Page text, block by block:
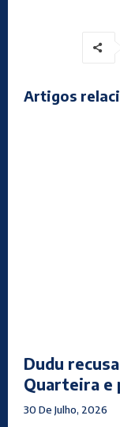
Artigos
Dudu
Quarteira e
30 De Julho, 2026